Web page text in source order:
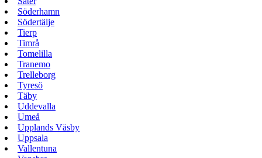
Söderhamn
Södertälje
Tierp
Timrå
Tomelilla
Tranemo
Trelleborg
Tyresö
Täby
Uddevalla
Umeå
Upplands Väsby
Uppsala
Vallentuna